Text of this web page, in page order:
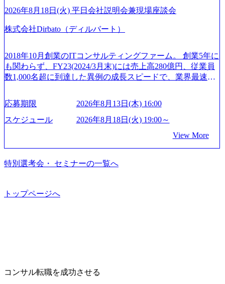
ページ (https://www.xspear.co.jp/career/interviews/) 戦略だけの
から”のコンサルの在り方 (https://www.businessinsider.jp/articl
を取得 (https://www.agara.co.jp/article/382811) シンプレクスと
Xspear Consultingが、東京都港区の行政手続き100%デジタル
化を支援 (https://www.afpbb.com/articles/-/3520247) 【未経験
流工程、先端技術を学べる環境 【コンサルファーム経験
者】 ・専門領域に軸足を置きながら、他領域にもチャレン
ジできる環境 ・タイトルアップでのオファー ・現職ファー
ムより高いオファー年収 ・実力主義でプロモーションでき
る（ダブルスキップもあり） ・週に1度のアサインｍｔｇで
こまめに社員のキャリアについて検討してもらえる。結
果、なりたいキャリアを反映できるｐｊにアサインしても
るため、エンジニアの視点からも協業しクライアントへ価
keto_kajita/)） 多様なメンバー、多様なプロジェクトによる
ュ休暇は、規程で定める勤続年数ごとに、連続5日のリフレ
ッシュ休暇を取得できます。 【育児や子の看護、介護など
の制度】 育児休暇： 対象：小学校1年修了時の3月31日まで
日2時間15分まで、始業・終業時刻の繰り上げ・繰り下げが
可能 子の看護休暇： 子1人につき5日まで取得でき、1時間
単位で取得することも可能 家族看護休暇： 5日まで取得で
度など】 独身寮：富山事業所の近くに、白風寮と青風寮の2
つの寮があり、以下の入居基準を満たす方が入居可能で
す。 ＜入居基準＞ ・満33歳までの独身者 ・自宅から勤務地
までの通勤総時間が2時間を超えること 住宅手当： 本社の
なるため、入居基準を満たす女性には住宅手当を支給しま
による引っ越し費用は、会社が負担します。 2026年8月18日
※顔出しは不要です。ご質問頂く際のみ、顔出ししていた
となり、平均3000万～4000万の年収となる 内訳としては個
成活躍させるためのナレッジシェアおよび丁寧なOJTを欠か
19:30～ 所要時間 : 約1時間 2026年8月13日(木) 16:00 ＼応募
意思不問・業界未経験歓迎！／ M&A承継機構のビジョンや
業務内容、実際の働き方について詳しくお伝えするオンラ
イン説明会を開催いたします。 M&A業界に興味があり、ま
業界の情報を集めたい 働くイメージを具体的に知りたい M
&A業界にご興味がある方、転職を少しでもお考えの方はも
ちろん、情報収集をしたい方でも歓迎です。お気軽にご参
加ください。 当日は、質疑応答のお時間もご用意しており
ます。 是非、説明会にてお話できることを楽しみにしてお
ります。 説明会後にアンケート回答をお願いいたします。
オンライン(Google meets)
2026年8月18日(火) 平日会社説明会兼現場座談会
株式会社Dirbato（ディルバート）
2018年10月創業のITコンサルティングファーム。 創業5年に
も関わらず、FY23(2024/3月末)には売上高280億円、従業員
数1,000名超に到達した異例の成長スピードで、業界最速と
成⻑を遂げている。 現在コンサルティングファームでは外
資も含めて売上高TOP10にランクインしている。 主力事業
はITコンサルティング。幅広い業界の大企業を中心に、IT
支援している。 他方、インキュベーション事業を手掛けて
いるのも同社の特徴であり、 自社で新規事業開発も手掛け
つつ、複数社への出資～ハンズオン支援も行っている。 (参
ングファームや、Slerなどから優秀層が多数ジョイン。 http
ている。 <u>ワンプール制</u>を取っており、業界の枠に縛
応募期限
2026年8月13日(木) 16:00
スケジュール
2026年8月18日(火) 19:00～
View More
特別選考会・ セミナーの一覧へ
トップページへ
コンサル転職を成功させる